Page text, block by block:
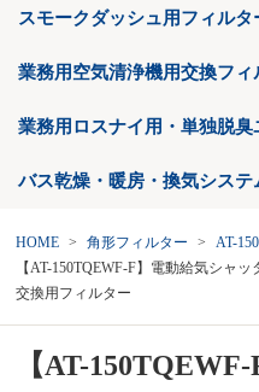
スモークダッシュ用フィルタ
業務用空気清浄機用交換フィ
業務用ロスナイ用・単独脱
バス乾燥・暖房・換気システ
HOME 角形フィルター
AT-
【AT-150TQEWF-F】電動給気シャ
交換用フィルター
【AT-